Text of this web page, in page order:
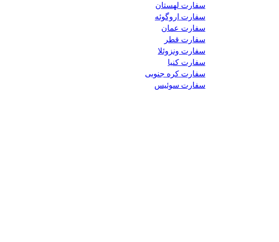
سفارت لهستان
سفارت اروگوئه
سفارت عمان
سفارت قطر
سفارت ونزوئلا
سفارت کنیا
سفارت کره جنوبی
سفارت سوئیس